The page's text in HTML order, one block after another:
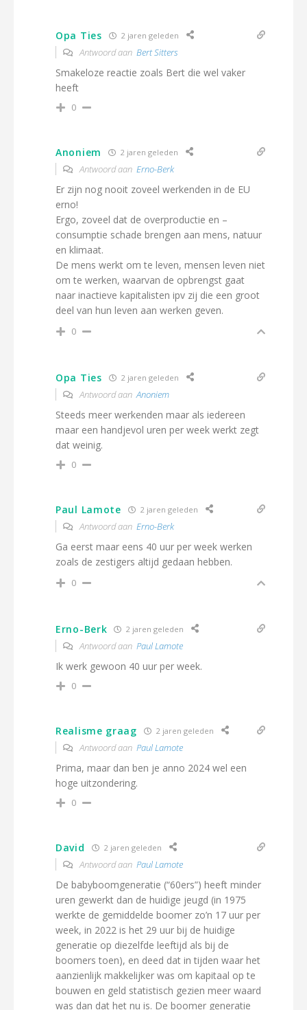
Opa Ties 2 jaren geleden
Antwoord aan Bert Sitters
Smakeloze reactie zoals Bert die wel vaker
heeft
0
Anoniem 2 jaren geleden
Antwoord aan Erno-Berk
Er zijn nog nooit zoveel werkenden in de EU
erno!
Ergo, zoveel dat de overproductie en –
consumptie schade brengen aan mens, natuur
en klimaat.
De mens werkt om te leven, mensen leven niet
om te werken, waarvan de opbrengst gaat
naar inactieve kapitalisten ipv zij die een groot
deel van hun leven aan werken geven.
0
Opa Ties 2 jaren geleden
Antwoord aanAnoniem
Steeds meer werkenden maar als iedereen
maar een handjevol uren per week werkt zegt
dat weinig.
0
Paul Lamote 2 jaren geleden
Antwoord aan Erno-Berk
Ga eerst maar eens 40 uur per week werken
zoals de zestigers altijd gedaan hebben.
0
Erno-Berk 2 jaren geleden
Antwoord aan Paul Lamote
Ik werk gewoon 40 uur per week.
0
Realisme graag 2 jaren geleden
Antwoord aan Paul Lamote
Prima, maar dan ben je anno 2024 wel een
hoge uitzondering.
0
David 2 jaren geleden
Antwoord aan Paul Lamote
De babyboomgeneratie (“60ers”) heeft minder
uren gewerkt dan de huidige jeugd (in 1975
werkte de gemiddelde boomer zo’n 17 uur per
week, in 2022 is het 29 uur bij de huidige
generatie op diezelfde leeftijd als bij de
boomers toen), en deed dat in tijden waar het
aanzienlijk makkelijker was om kapitaal op te
bouwen en geld statistisch gezien meer waard
was dan dat het nu is. De boomer generatie